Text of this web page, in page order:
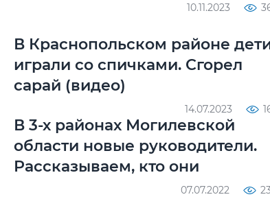
10.11.2023
В Краснопольском районе
играли со спичками. Сгорел
сарай (видео)
14.07.2023
В 3-х районах Могилевской
области новые руководители.
Рассказываем, кто они
07.07.2022